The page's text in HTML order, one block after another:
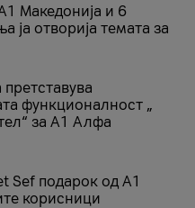
Македонија и 6
ја отворија темата за
претставува
функционалност „
за А1 Алфа
Sеf подарок од А1
корисници